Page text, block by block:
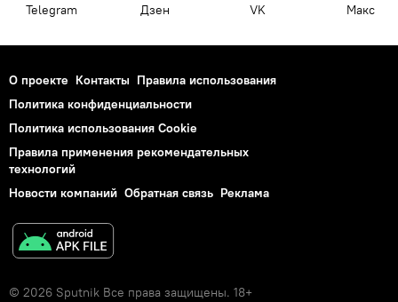
Telegram Дзен VK Макс
О проекте Контакты Правила использования
Политика конфиденциальности
Политика использования Cookie
Правила применения рекомендательных
технологий
Новости компаний Обратная связь Реклама
© 2026 Sputnik Все права защищены. 18+